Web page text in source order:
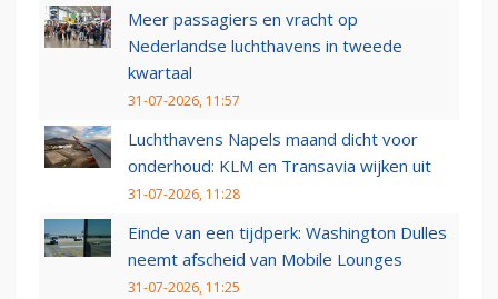
Meer passagiers en vracht op
Nederlandse luchthavens in tweede
kwartaal
31-07-2026, 11:57
Luchthavens Napels maand dicht voor
onderhoud: KLM en Transavia wijken uit
31-07-2026, 11:28
Einde van een tijdperk: Washington Dulles
neemt afscheid van Mobile Lounges
31-07-2026, 11:25